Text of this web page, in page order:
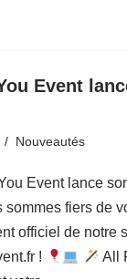
Event
Nouveautés
Event lance
sommes fiers de
officiel de notre
!
All